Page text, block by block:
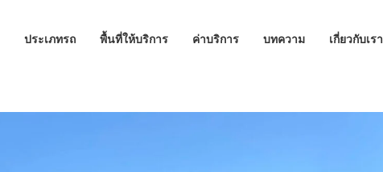
ประเภทรถ พื้นที่ให้บริการ ค่าบริการ บทความ เกี่ยวกับเรา